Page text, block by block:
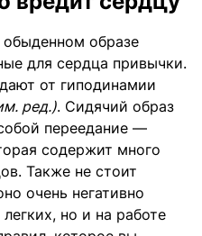
образе
для сердца привычки.
от гиподинамии
ред.). Сидячий образ
переедание —
содержит много
Также не стоит
очень негативно
но и на работе